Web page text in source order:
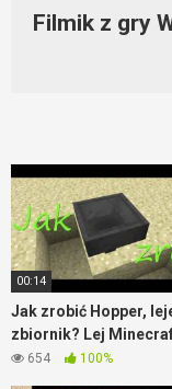
Filmik z gry
smartfona.
graczy lubi taką
czego oczekują.
00:14
Jak zrobić Hopper,
zbiornik? Lej
654 100%